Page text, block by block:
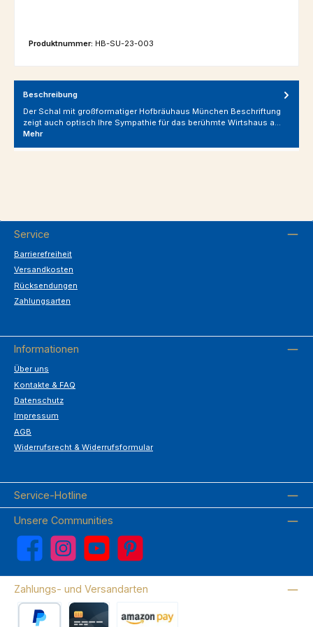
Produktnummer: HB-SU-23-003
Beschreibung
Der Schal mit großformatiger Hofbräuhaus München Beschriftung
zeigt auch optisch Ihre Sympathie für das berühmte Wirtshaus a…
Mehr
Service
Barrierefreiheit
Versandkosten
Rücksendungen
Zahlungsarten
Informationen
Über uns
Kontakte & FAQ
Datenschutz
Impressum
AGB
Widerrufsrecht & Widerrufsformular
Service-Hotline
Unsere Communities
Facebook Instagram YouTube Pinterest
Zahlungs- und Versandarten